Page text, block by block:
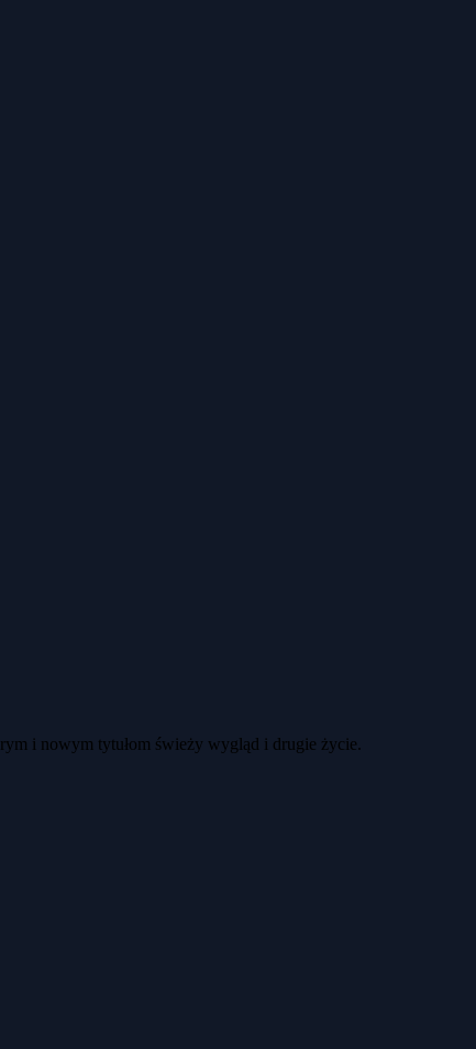
i nowym tytułom świeży wygląd i drugie życie.